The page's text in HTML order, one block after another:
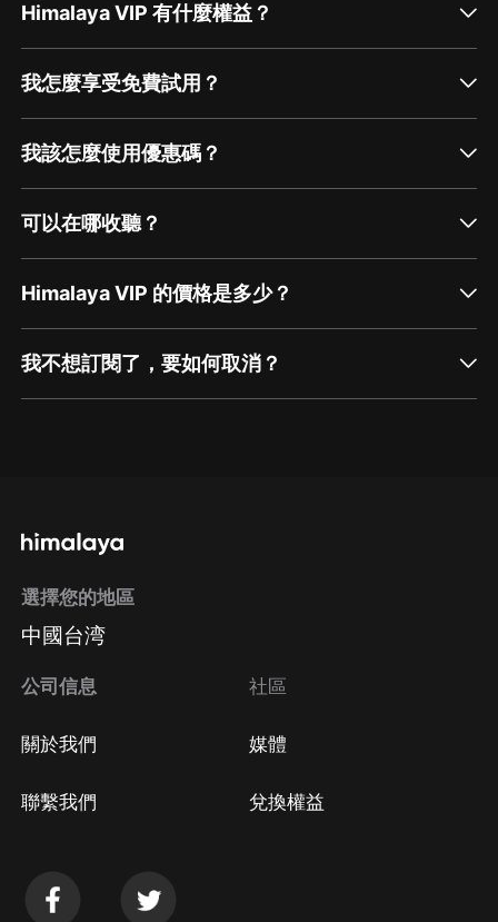
Himalaya VIP 有什麼權益？
我怎麼享受免費試用？
我該怎麼使用優惠碼？
可以在哪收聽？
Himalaya VIP 的價格是多少？
我不想訂閱了，要如何取消？
方法 Google Play取消訂閱方法
選擇您的地區
中國台湾
公司信息
關於我們
聯繫我們
社區
媒體
兌換權益